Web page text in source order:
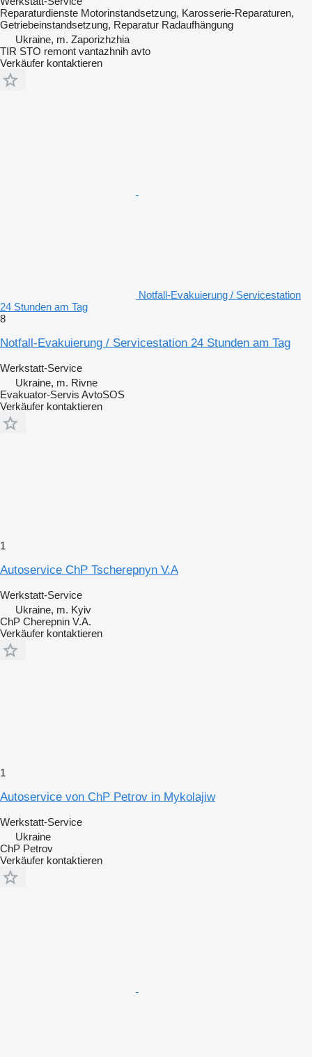
Reparaturdienste Motorinstandsetzung, Karosserie-Reparaturen,
Getriebeinstandsetzung, Reparatur Radaufhängung
Ukraine, m. Zaporizhzhia
TIR STO remont vantazhnih avto
Verkäufer kontaktieren
Notfall-Evakuierung / Servicestation
24 Stunden am Tag
8
Notfall-Evakuierung / Servicestation 24 Stunden am Tag
Werkstatt-Service
Ukraine, m. Rivne
Evakuator-Servis AvtoSOS
Verkäufer kontaktieren
1
Autoservice ChP Tscherepnyn V.A
Werkstatt-Service
Ukraine, m. Kyiv
ChP Cherepnin V.A.
Verkäufer kontaktieren
1
Autoservice von ChP Petrov in Mykolajiw
Werkstatt-Service
Ukraine
ChP Petrov
Verkäufer kontaktieren